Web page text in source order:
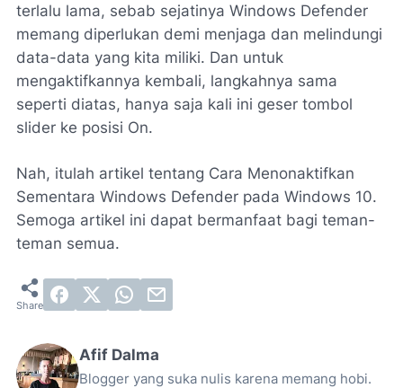
terlalu lama, sebab sejatinya Windows Defender
memang diperlukan demi menjaga dan melindungi
data-data yang kita miliki. Dan untuk
mengaktifkannya kembali, langkahnya sama
seperti diatas, hanya saja kali ini geser tombol
slider ke posisi On.
Nah, itulah artikel tentang Cara Menonaktifkan
Sementara Windows Defender pada Windows 10.
Semoga artikel ini dapat bermanfaat bagi teman-
teman semua.
Afif Dalma
Blogger yang suka nulis karena memang hobi.